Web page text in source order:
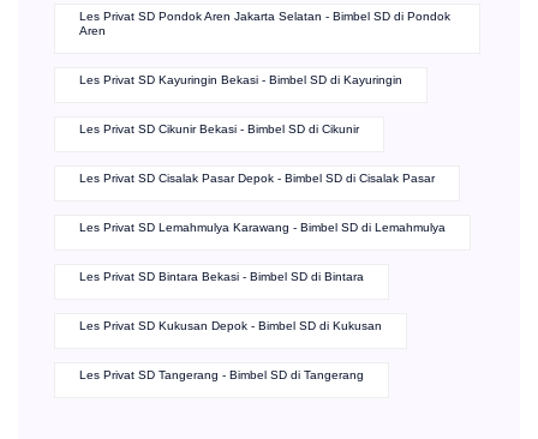
Les Privat SD Pondok Aren Jakarta Selatan - Bimbel SD di Pondok
Aren
Les Privat SD Kayuringin Bekasi - Bimbel SD di Kayuringin
Les Privat SD Cikunir Bekasi - Bimbel SD di Cikunir
Les Privat SD Cisalak Pasar Depok - Bimbel SD di Cisalak Pasar
Les Privat SD Lemahmulya Karawang - Bimbel SD di Lemahmulya
Les Privat SD Bintara Bekasi - Bimbel SD di Bintara
Les Privat SD Kukusan Depok - Bimbel SD di Kukusan
Les Privat SD Tangerang - Bimbel SD di Tangerang